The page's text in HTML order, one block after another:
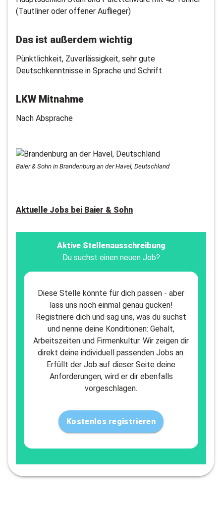
(Tautliner oder offener Auflieger)
Das ist außerdem wichtig
Pünktlichkeit, Zuverlässigkeit, sehr gute
Deutschkenntnisse in Sprache und Schrift
LKW Mitnahme
Nach Absprache
Baier & Sohn in Brandenburg an der Havel, Deutschland
Aktuelle Jobs bei Baier & Sohn
Aktive Stellenausschreibung
Du suchst einen neuen Job?
Diese Stelle könnte für dich passen - aber
lass uns noch einmal genau gucken!
Registriere dich und sag uns, was du suchst
und nenne deine Konditionen: Gehalt,
Arbeitszeiten und Firmenkultur. Wir zeigen dir
direkt deine individuell passenden Jobs an.
Erfüllt der Job auf dieser Seite deine
Anforderungen, wird er dir ebenfalls
vorgeschlagen.
Kostenlos registrieren